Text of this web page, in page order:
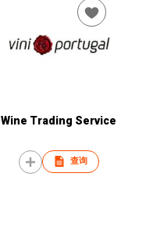
Wine Trading Service
查询